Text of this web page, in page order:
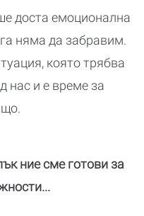
доста емоционална
няма да забравим.
която трябва
нас и е време за
ние сме готови за